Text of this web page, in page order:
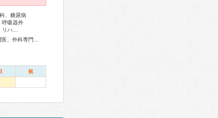
、糖尿病
呼吸器外
リハ…
祝